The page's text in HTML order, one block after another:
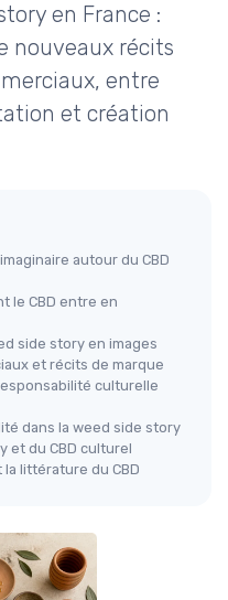
en France :
nouveaux récits
entre
et création
autour du CBD
le CBD entre en
side story en images
et récits de marque
culturelle
dans la weed side story
et du CBD culturel
la littérature du CBD